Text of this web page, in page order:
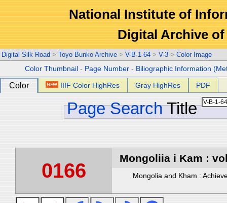
National Institute of
Digital Archive
Digital Silk Road > Toyo Bunko Archive > V-B-1-64 > V-3 > Color Image
Color Thumbnail - Page Number - Biliographic Information
Color IIIF Color HighRes Gray HighRes PDF
Page Search Title
0166
Mongoliia i Kam :
Mongolia and Kham :